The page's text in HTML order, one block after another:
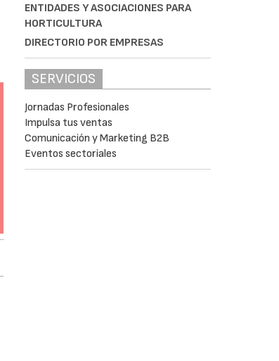
ENTIDADES Y ASOCIACIONES PARA
HORTICULTURA
DIRECTORIO POR EMPRESAS
SERVICIOS
Jornadas Profesionales
Impulsa tus ventas
Comunicación y Marketing B2B
Eventos sectoriales